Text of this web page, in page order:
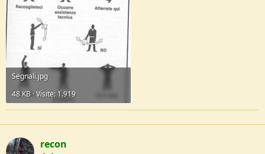
Segnali.jpg
48 KB · Visite: 1.919
recon